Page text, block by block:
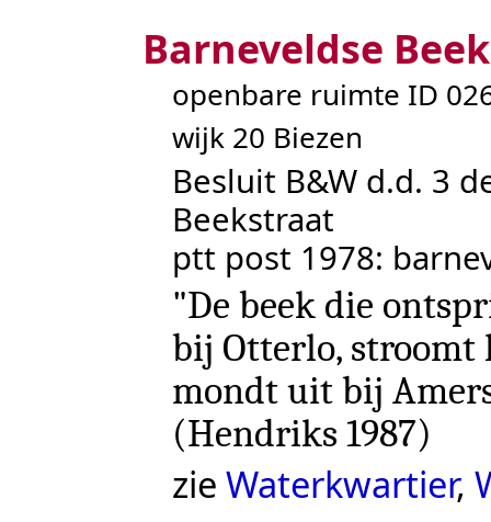
Barneveldse
openbare ruimte ID
wijk 20 Biezen
Besluit B&W d.d. 3
Beekstraat
ptt post 1978:
"De beek die
bij Otterlo, stroomt
mondt uit bij
(Hendriks 1987)
zie Waterkwartier,